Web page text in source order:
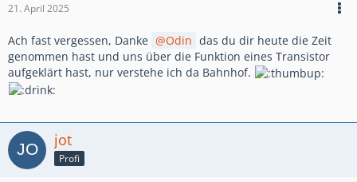
21. April 2025
Ach fast vergessen, Danke Odin das du dir heute die Zeit
genommen hast und uns über die Funktion eines Transistor
aufgeklärt hast, nur verstehe ich da Bahnhof.
jot
Profi